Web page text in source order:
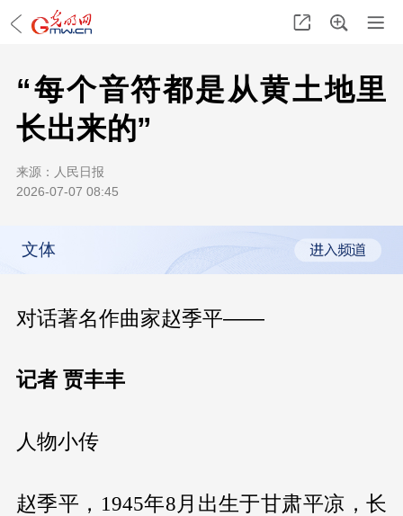
“每个音符都是从黄土地里
长出来的”
来源： 人民日报
2026-07-07 08:45
文体
对话著名作曲家赵季平——
记者 贾丰丰
人物小传
赵季平，1945年8月出生于甘肃平凉，长